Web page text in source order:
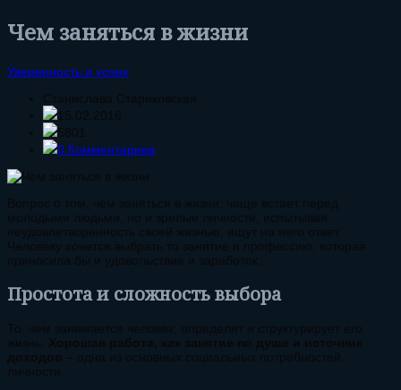
Чем заняться в жизни
Уверенность и успех
Станислава Стариковская
15.02.2016
5801
0 Комментариев
Вопрос о том, чем заняться в жизни, чаще встает перед
молодыми людьми, но и зрелые личности, испытывая
неудовлетворенность своей жизнью, ищут на него ответ.
Человеку хочется выбрать то занятие и профессию, которая
приносила бы и удовольствие и заработок.
Простота и сложность выбора
То, чем занимается человек, определят и структурирует его
жизнь.
Хорошая работа, как занятие по душе и источник
доходов
– одна из основных социальных потребностей
личности.